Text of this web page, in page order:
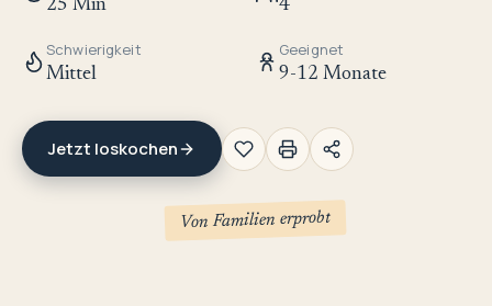
25 Min
4
Schwierigkeit
Mittel
Geeignet
9-12 Monate
Jetzt loskochen
Von Familien erprobt